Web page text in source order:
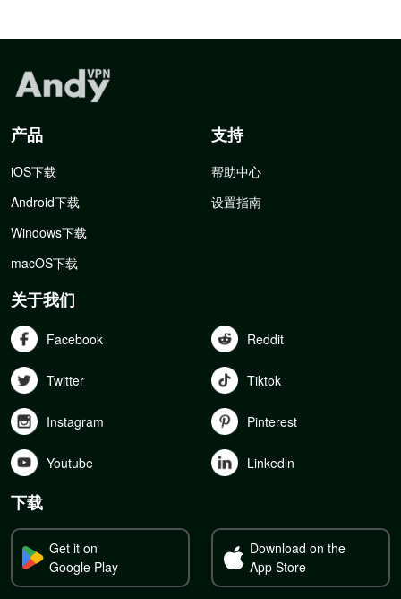
产品
iOS下载
Android下载
Windows下载
macOS下载
支持
帮助中心
设置指南
关于我们
Facebook Reddit
Twitter Tiktok
Instagram Pinterest
Youtube Linkedln
下载
Get it on
Google Play
Download on the
App Store